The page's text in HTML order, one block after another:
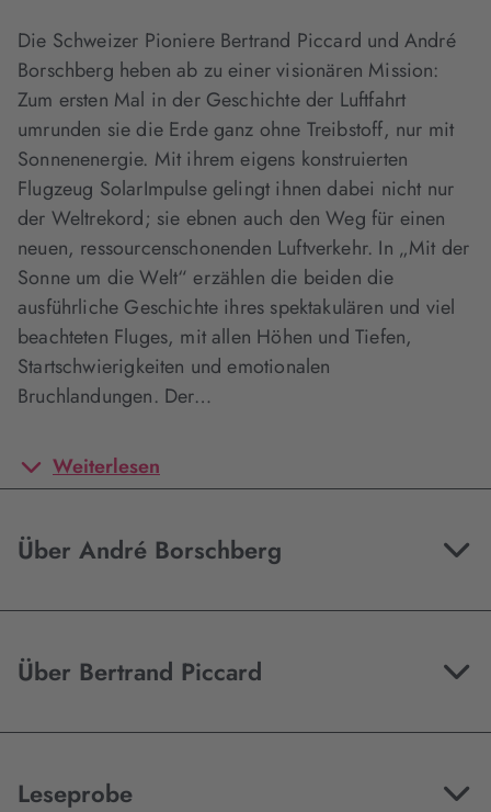
Die Schweizer Pioniere Bertrand Piccard und André
Borschberg heben ab zu einer visionären Mission:
Zum ersten Mal in der Geschichte der Luftfahrt
umrunden sie die Erde ganz ohne Treibstoff, nur mit
Sonnenenergie. Mit ihrem eigens konstruierten
Flugzeug SolarImpulse gelingt ihnen dabei nicht nur
der Weltrekord; sie ebnen auch den Weg für einen
neuen, ressourcenschonenden Luftverkehr. In „Mit der
Sonne um die Welt“ erzählen die beiden die
ausführliche Geschichte ihres spektakulären und viel
beachteten Fluges, mit allen Höhen und Tiefen,
Startschwierigkeiten und emotionalen
Bruchlandungen. Der…
Weiterlesen
Über André Borschberg
Über Bertrand Piccard
Leseprobe